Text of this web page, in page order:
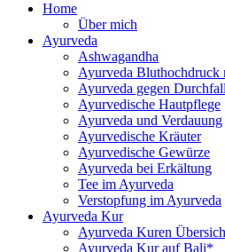
Home
Über mich
Ayurveda
Ashwagandha
Ayurveda Bluthochdruck
Ayurveda gegen Durchfall
Ayurvedische Hautpflege
Ayurveda und Verdauung
Ayurvedische Kräuter
Ayurvedische Gewürze
Ayurveda bei Erkältung
Tee im Ayurveda
Verstopfung im Ayurveda
Ayurveda Kur
Ayurveda Kuren
Ayurveda Kur auf Bali*